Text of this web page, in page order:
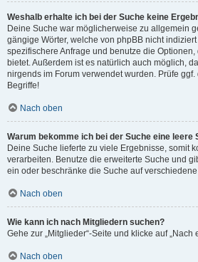
Weshalb erhalte ich bei der Suche keine
Deine Suche war möglicherweise zu allgemein
gängige Wörter, welche von phpBB nicht
spezifischere Anfrage und benutze die
bietet. Außerdem ist es natürlich auch möglich,
nirgends im Forum verwendet wurden. Prüfe
Begriffe!
Nach oben
Warum bekomme ich bei der Suche eine leere
Deine Suche lieferte zu viele Ergebnisse, somit
verarbeiten. Benutze die erweiterte Suche und
ein oder beschränke die Suche auf
Nach oben
Wie kann ich nach Mitgliedern suchen?
Gehe zur „Mitglieder“-Seite und klicke auf „Nach
Nach oben